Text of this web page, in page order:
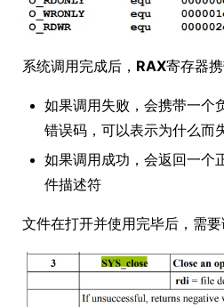
系统调用完成后， RAX寄存器
如果调用失败，会携带一个
错误码，可以表示为什么而
如果调用成功，会返回一个
件描述符
文件在打开并使用完毕后，需